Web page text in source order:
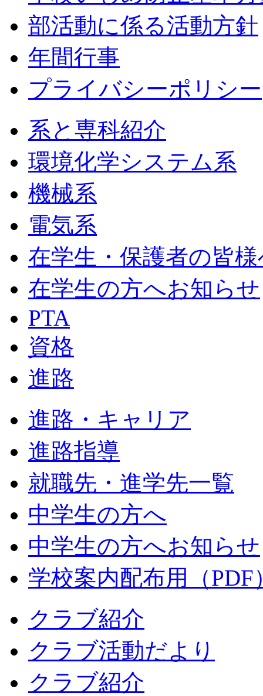
部活動に係る活動方針
年間行事
プライバシーポリシー
系と専科紹介
環境化学システム系
機械系
電気系
在学生・保護者の皆
在学生の方へお知らせ
PTA
資格
進路
進路・キャリア
進路指導
就職先・進学先一覧
中学生の方へ
中学生の方へお知らせ
学校案内配布用（PDF
クラブ紹介
クラブ活動だより
クラブ紹介